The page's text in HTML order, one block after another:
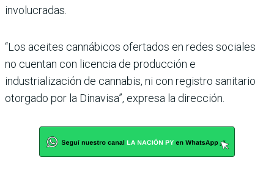
involucradas.
“Los aceites cannábicos ofertados en redes sociales
no cuentan con licencia de producción e
industrialización de cannabis, ni con registro sanitario
otorgado por la Dinavisa”, expresa la dirección.